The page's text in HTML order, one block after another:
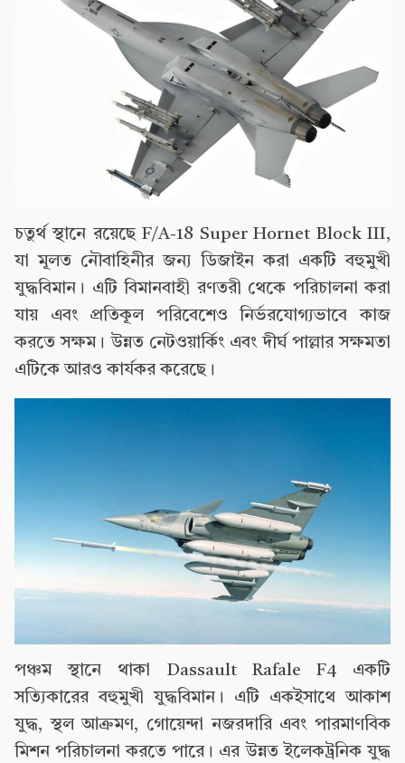
চতুর্থ স্থানে রয়েছে F/A-18 Super Hornet Block III,
যা মূলত নৌবাহিনীর জন্য ডিজাইন করা একটি বহুমুখী
যুদ্ধবিমান। এটি বিমানবাহী রণতরী থেকে পরিচালনা করা
যায় এবং প্রতিকূল পরিবেশেও নির্ভরযোগ্যভাবে কাজ
করতে সক্ষম। উন্নত নেটওয়ার্কিং এবং দীর্ঘ পাল্লার সক্ষমতা
এটিকে আরও কার্যকর করেছে।
পঞ্চম স্থানে থাকা Dassault Rafale F4 একটি
সত্যিকারের বহুমুখী যুদ্ধবিমান। এটি একইসাথে আকাশ
যুদ্ধ, স্থল আক্রমণ, গোয়েন্দা নজরদারি এবং পারমাণবিক
মিশন পরিচালনা করতে পারে। এর উন্নত ইলেকট্রনিক যুদ্ধ